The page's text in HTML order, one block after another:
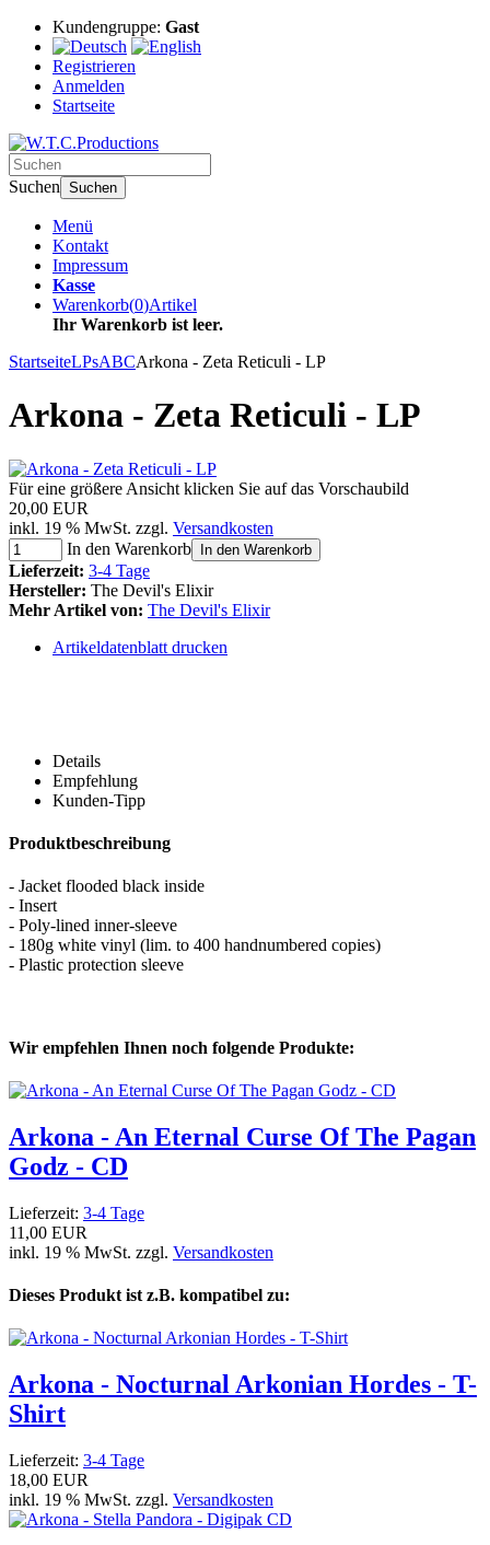
Kundengruppe: Gast
Registrieren
Anmelden
Startseite
Suchen Suchen
Menü
Kontakt
Impressum
Kasse
Warenkorb(0)Artikel
Ihr Warenkorb ist leer.
StartseiteLPsABCArkona - Zeta Reticuli - LP
Arkona - Zeta Reticuli - LP
Für eine größere Ansicht klicken Sie auf das Vorschaubild
20,00 EUR
inkl. 19 % MwSt. zzgl. Versandkosten
In den Warenkorb
In den Warenkorb
Lieferzeit: 3-4 Tage
Hersteller: The Devil's Elixir
Mehr Artikel von: The Devil's Elixir
Artikeldatenblatt drucken
Details
Empfehlung
Kunden-Tipp
Produktbeschreibung
- Jacket flooded black inside
- Insert
- Poly-lined inner-sleeve
- 180g white vinyl (lim. to 400 handnumbered copies)
- Plastic protection sleeve
Wir empfehlen Ihnen noch folgende Produkte:
Arkona - An Eternal Curse Of The Pagan
Godz - CD
Lieferzeit: 3-4 Tage
11,00 EUR
inkl. 19 % MwSt. zzgl. Versandkosten
Dieses Produkt ist z.B. kompatibel zu:
Arkona - Nocturnal Arkonian Hordes - T-
Shirt
Lieferzeit: 3-4 Tage
18,00 EUR
inkl. 19 % MwSt. zzgl. Versandkosten